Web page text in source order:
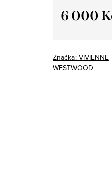
6 000
Značka: VIVIENNE
WESTWOOD